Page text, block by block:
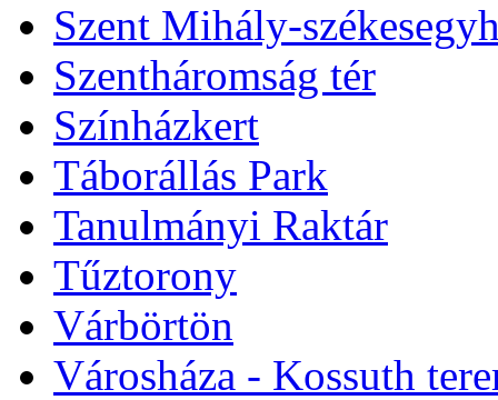
Szent Mihály-
Szentháromság tér
Színházkert
Táborállás Park
Tanulmányi Raktár
Tűztorony
Várbörtön
Városháza - Kossuth